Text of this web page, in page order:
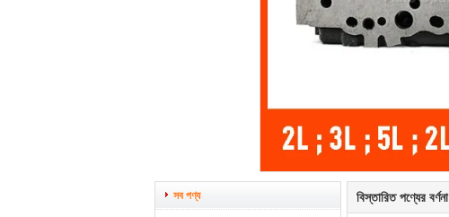
সব পণ্য বিস্তারিত পণ্যের বর্ণনা